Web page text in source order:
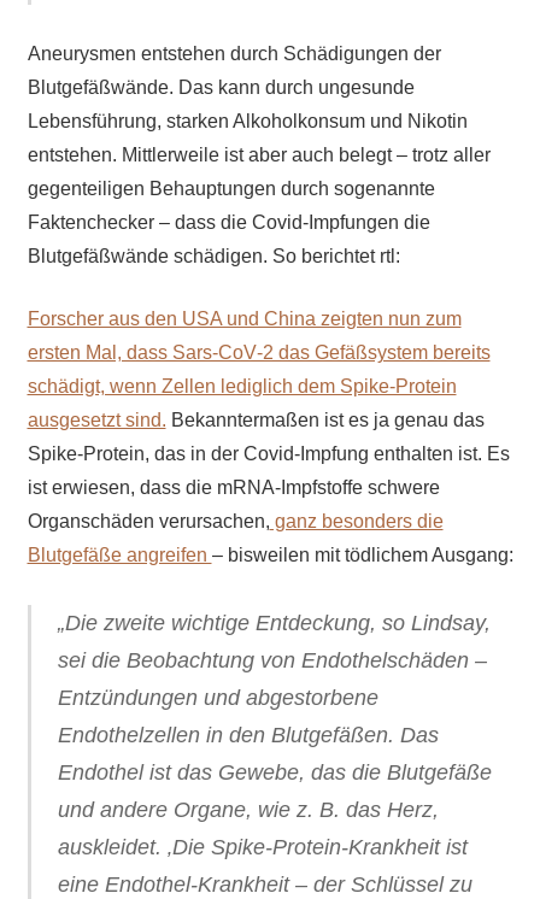
Aneurysmen entstehen durch Schädigungen der
Blutgefäßwände. Das kann durch ungesunde
Lebensführung, starken Alkoholkonsum und Nikotin
entstehen. Mittlerweile ist aber auch belegt – trotz aller
gegenteiligen Behauptungen durch sogenannte
Faktenchecker – dass die Covid-Impfungen die
Blutgefäßwände schädigen. So berichtet rtl:
Forscher aus den USA und China zeigten nun zum
ersten Mal, dass Sars-CoV‑2 das Gefäßsystem bereits
schädigt, wenn Zellen lediglich dem Spike-Protein
ausgesetzt sind. Bekanntermaßen ist es ja genau das
Spike-Protein, das in der Covid-Impfung enthalten ist. Es
ist erwiesen, dass die mRNA-Impfstoffe schwere
Organschäden verursachen, ganz besonders die
Blutgefäße angreifen – bisweilen mit tödlichem Ausgang:
„Die zweite wichtige Entdeckung, so Lindsay,
sei die Beobachtung von Endothelschäden –
Entzündungen und abgestorbene
Endothelzellen in den Blutgefäßen. Das
Endothel ist das Gewebe, das die Blutgefäße
und andere Organe, wie z. B. das Herz,
auskleidet. ‚Die Spike-Protein-Krankheit ist
eine Endothel-Krankheit – der Schlüssel zu